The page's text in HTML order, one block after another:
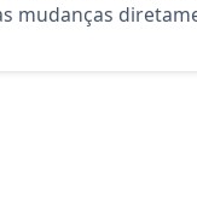
mudanças